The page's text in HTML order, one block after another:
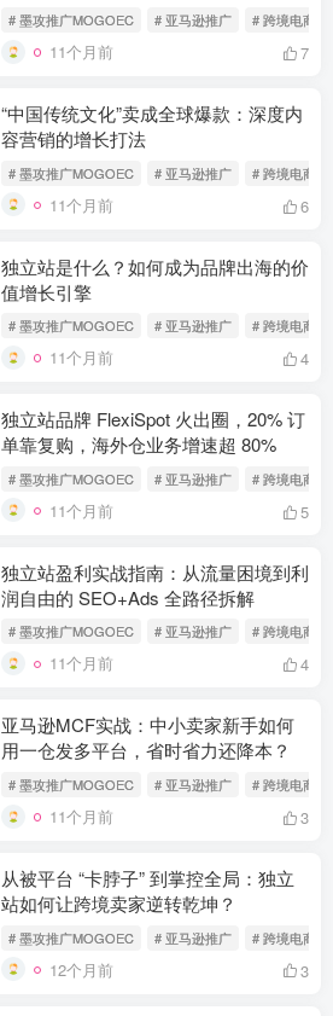
# 墨攻推广MOGOEC # 亚马逊推广 # 跨境电商
11个月前 7
“中国传统文化”卖成全球爆款：深度内
容营销的增长打法
# 墨攻推广MOGOEC # 亚马逊推广 # 跨境电商
11个月前 6
独立站是什么？如何成为品牌出海的价
值增长引擎
# 墨攻推广MOGOEC # 亚马逊推广 # 跨境电商
11个月前 4
独立站品牌 FlexiSpot 火出圈，20% 订
单靠复购，海外仓业务增速超 80%
# 墨攻推广MOGOEC # 亚马逊推广 # 跨境电商
11个月前 5
独立站盈利实战指南：从流量困境到利
润自由的 SEO+Ads 全路径拆解
# 墨攻推广MOGOEC # 亚马逊推广 # 跨境电商
11个月前 4
亚马逊MCF实战：中小卖家新手如何
用一仓发多平台，省时省力还降本？
# 墨攻推广MOGOEC # 亚马逊推广 # 跨境电商
11个月前 3
从被平台 “卡脖子” 到掌控全局：独立
站如何让跨境卖家逆转乾坤？
# 墨攻推广MOGOEC # 亚马逊推广 # 跨境电商
12个月前 3